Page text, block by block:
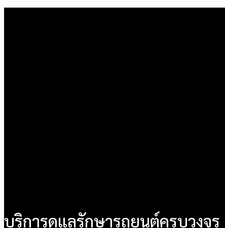
บริการดูแลรักษารถยนต์ครบวงจร